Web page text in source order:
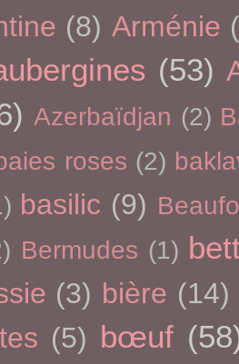
(8) Arménie
(53)
Azerbaïdjan (2)
roses (2)
basilic (9)
Bermudes (1)
(3) bière (14)
(5) bœuf